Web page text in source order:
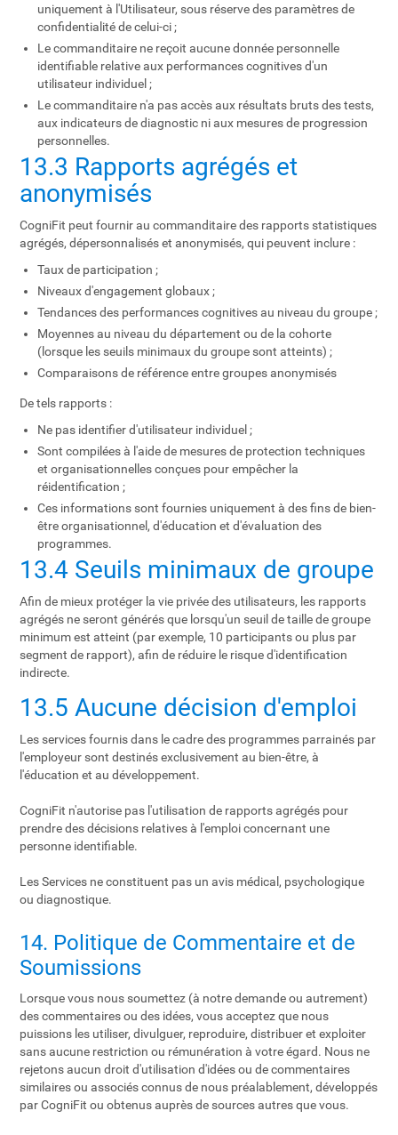
uniquement à l'Utilisateur, sous réserve des paramètres de
confidentialité de celui-ci ;
Le commanditaire ne reçoit aucune donnée personnelle
identifiable relative aux performances cognitives d'un
utilisateur individuel ;
Le commanditaire n'a pas accès aux résultats bruts des tests,
aux indicateurs de diagnostic ni aux mesures de progression
personnelles.
13.3 Rapports agrégés et
anonymisés
CogniFit peut fournir au commanditaire des rapports statistiques
agrégés, dépersonnalisés et anonymisés, qui peuvent inclure :
Taux de participation ;
Niveaux d'engagement globaux ;
Tendances des performances cognitives au niveau du groupe ;
Moyennes au niveau du département ou de la cohorte
(lorsque les seuils minimaux du groupe sont atteints) ;
Comparaisons de référence entre groupes anonymisés
De tels rapports :
Ne pas identifier d'utilisateur individuel ;
Sont compilées à l'aide de mesures de protection techniques
et organisationnelles conçues pour empêcher la
réidentification ;
Ces informations sont fournies uniquement à des fins de bien-
être organisationnel, d'éducation et d'évaluation des
programmes.
13.4 Seuils minimaux de groupe
Afin de mieux protéger la vie privée des utilisateurs, les rapports
agrégés ne seront générés que lorsqu'un seuil de taille de groupe
minimum est atteint (par exemple, 10 participants ou plus par
segment de rapport), afin de réduire le risque d'identification
indirecte.
13.5 Aucune décision d'emploi
Les services fournis dans le cadre des programmes parrainés par
l'employeur sont destinés exclusivement au bien-être, à
l'éducation et au développement.
CogniFit n'autorise pas l'utilisation de rapports agrégés pour
prendre des décisions relatives à l'emploi concernant une
personne identifiable.
Les Services ne constituent pas un avis médical, psychologique
ou diagnostique.
14. Politique de Commentaire et de
Soumissions
Lorsque vous nous soumettez (à notre demande ou autrement)
des commentaires ou des idées, vous acceptez que nous
puissions les utiliser, divulguer, reproduire, distribuer et exploiter
sans aucune restriction ou rémunération à votre égard. Nous ne
rejetons aucun droit d'utilisation d'idées ou de commentaires
similaires ou associés connus de nous préalablement, développés
par CogniFit ou obtenus auprès de sources autres que vous.